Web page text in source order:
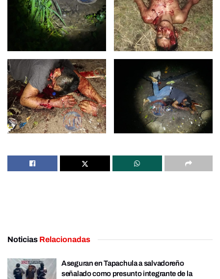
Noticias Relacionadas
Aseguran en Tapachula a salvadoreño
señalado como presunto integrante de la